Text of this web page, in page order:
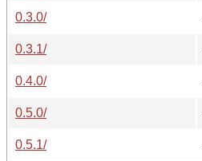
0.3.0/
0.3.1/
0.4.0/
0.5.0/
0.5.1/